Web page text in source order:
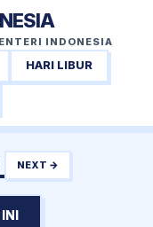
INDONESIA
HARI LIBUR
NEXT →